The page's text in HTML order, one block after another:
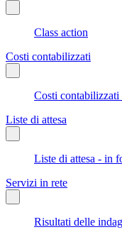
Class action
Costi contabilizzati
Costi
Liste di attesa
Liste di attesa - in
Servizi in rete
Risultati delle